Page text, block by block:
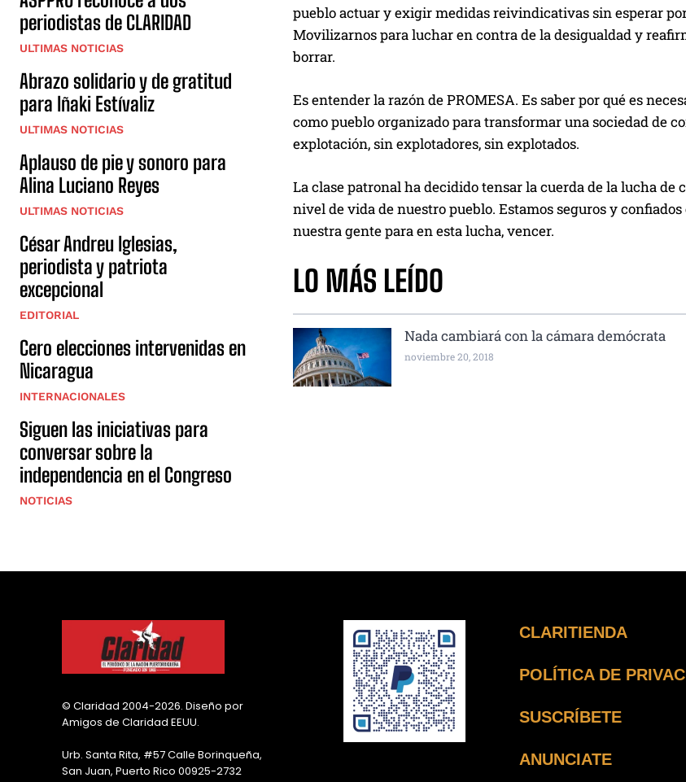
periodistas de CLARIDAD
ULTIMAS NOTICIAS
Abrazo solidario y de gratitud
para Iñaki Estívaliz
ULTIMAS NOTICIAS
Aplauso de pie y sonoro para
Alina Luciano Reyes
ULTIMAS NOTICIAS
César Andreu Iglesias,
periodista y patriota
excepcional
EDITORIAL
Cero elecciones intervenidas en
Nicaragua
INTERNACIONALES
Siguen las iniciativas para
conversar sobre la
independencia en el Congreso
NOTICIAS
pueblo actuar y exigir medidas reivindicativas sin esperar
Movilizarnos para luchar en contra de la desigualdad y
borrar.
Es entender la razón de PROMESA. Es saber por qué es
como pueblo organizado para transformar una sociedad de
explotación, sin explotadores, sin explotados.
La clase patronal ha decidido tensar la cuerda de la lucha
nivel de vida de nuestro pueblo. Estamos seguros y
nuestra gente para en esta lucha, vencer.
LO MÁS LEÍDO
Nada cambiará con la cámara demócrata
noviembre 20, 2018
© Claridad 2004-2026. Diseño por
Amigos de Claridad EEUU.
Urb. Santa Rita, #57 Calle Borinqueña,
San Juan, Puerto Rico 00925-2732
CLARITIENDA
POLÍTICA DE
SUSCRÍBETE
ANUNCIATE